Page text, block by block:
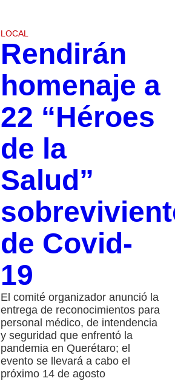
LOCAL
Rendirán
homenaje a
22 “Héroes
de la
Salud”
de Covid-
19
El comité organizador anunció la
entrega de reconocimientos para
personal médico, de intendencia
y seguridad que enfrentó la
pandemia en Querétaro; el
evento se llevará a cabo el
próximo 14 de agosto